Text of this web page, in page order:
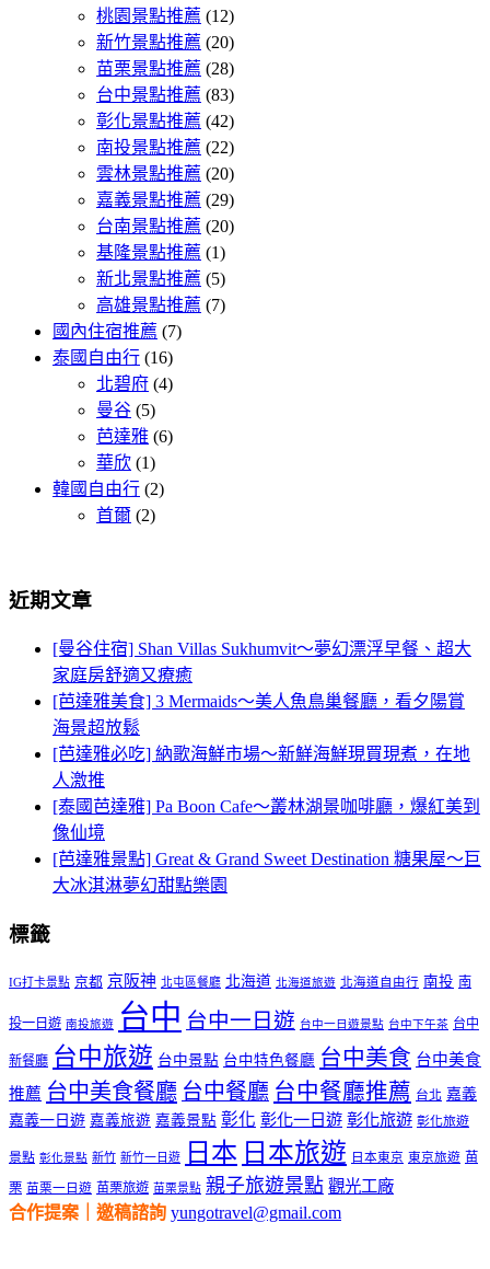
桃園景點推薦 (12)
新竹景點推薦 (20)
苗栗景點推薦 (28)
台中景點推薦 (83)
彰化景點推薦 (42)
南投景點推薦 (22)
雲林景點推薦 (20)
嘉義景點推薦 (29)
台南景點推薦 (20)
基隆景點推薦 (1)
新北景點推薦 (5)
高雄景點推薦 (7)
國內住宿推薦 (7)
泰國自由行 (16)
北碧府 (4)
曼谷 (5)
芭達雅 (6)
華欣 (1)
韓國自由行 (2)
首爾 (2)
近期文章
[曼谷住宿] Shan Villas Sukhumvit～夢幻漂浮早餐、超大
家庭房舒適又療癒
[芭達雅美食] 3 Mermaids～美人魚鳥巢餐廳，看夕陽賞
海景超放鬆
[芭達雅必吃] 納歌海鮮市場～新鮮海鮮現買現煮，在地
人激推
[泰國芭達雅] Pa Boon Cafe～叢林湖景咖啡廳，爆紅美到
像仙境
[芭達雅景點] Great & Grand Sweet Destination 糖果屋～巨
大冰淇淋夢幻甜點樂園
標籤
IG打卡景點 京都 京阪神 北屯區餐廳 北海道 北海道旅遊 北海道自由行 南投 南
投一日遊 南投旅遊 台中 台中一日遊 台中一日遊景點 台中下午茶 台中
新餐廳 台中旅遊 台中景點 台中特色餐廳 台中美食 台中美食
推薦 台中美食餐廳 台中餐廳 台中餐廳推薦 台北 嘉義
嘉義一日遊 嘉義旅遊 嘉義景點 彰化 彰化一日遊 彰化旅遊 彰化旅遊
景點 彰化景點 新竹 新竹一日遊 日本 日本旅遊 日本東京 東京旅遊 苗
栗 苗栗一日遊 苗栗旅遊 苗栗景點 親子旅遊景點 觀光工廠
合作提案｜邀稿諮詢 yungotravel@gmail.com